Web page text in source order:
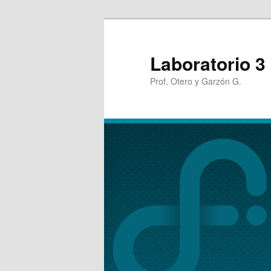
Laboratorio 3
Prof. Otero y Garzón G.